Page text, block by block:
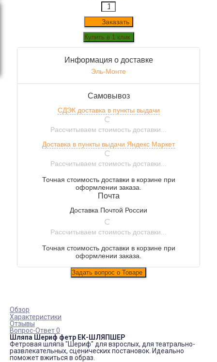
Заказать
Информация о доставке
Эль-Монте
Самовывоз
СДЭК доставка в пункты выдачи
Рассчитываем стоимость доставки...
Доставка в пункты выдачи Яндекс Маркет
Рассчитываем стоимость доставки...
Точная стоимость доставки в корзине при
оформлении заказа.
Почта
Доставка Почтой России
Рассчитываем стоимость доставки...
Точная стоимость доставки в корзине при
оформлении заказа.
Обзор
Характеристики
Отзывы
Вопрос-Ответ 0
Шляпа Шериф фетр ЕК-ШЛЯПШЕР
Фетровая шляпа "Шериф" для взрослых, для театрально-
развлекательных, сценических постановок. Идеально
поможет вжиться в образ.